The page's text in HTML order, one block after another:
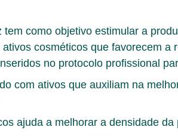
como objetivo estimular a
cosméticos que favorecem a
no protocolo profissional
com ativos que auxiliam na
ajuda a melhorar a densidade